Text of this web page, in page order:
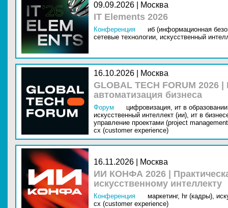
09.09.2026 | Москва
IT Elements 2026
Конференция
иб (информационная
сетевые технологии, искусственный
16.10.2026 | Москва
GLOBAL TECH FORUM
автоматизация бизнеса
Форум цифровизация, ит в
искусственный интеллект (ии), ит в
управление проектами (project
cx (customer experience)
16.11.2026 | Москва
ИИ КОНФА 2026 |
искусственному интеллекту
Конференция маркетинг, hr (кадры),
cx (customer experience)